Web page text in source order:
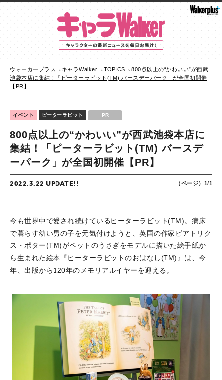
ウォーカープラス キャラWalker TOPICS
800点以上の“かわいい”が西武
池袋本店に集結！「ピーターラビット(TM) バースデーパーク」が全国初開催
【PR】
イベント ピーターラビット PR
800点以上の“かわいい”が西武池袋本店に
集結！「ピーターラビット(TM) バースデ
ーパーク」が全国初開催【PR】
2022.3.22 UPDATE!! （ページ）1/1
今も世界中で愛され続けているピーターラビット(TM)。病床
で暮らす幼い男の子を元気付けようと、英国の作家ビアトリク
ス・ポター(TM)がペットのうさぎをモデルに描いた絵手紙か
ら生まれた絵本『ピーターラビットのおはなし(TM)』は、今
年、出版から120年のメモリアルイヤーを迎える。